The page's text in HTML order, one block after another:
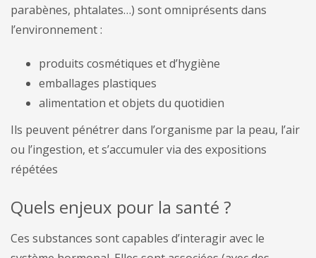
parabènes, phtalates…) sont omniprésents dans
l’environnement :
produits cosmétiques et d’hygiène
emballages plastiques
alimentation et objets du quotidien
Ils peuvent pénétrer dans l’organisme par la peau, l’air
ou l’ingestion, et s’accumuler via des expositions
répétées
Quels enjeux pour la santé ?
Ces substances sont capables d’interagir avec le